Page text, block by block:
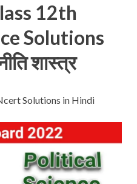
12th
Solutions
शास्त्र
Solutions in Hindi